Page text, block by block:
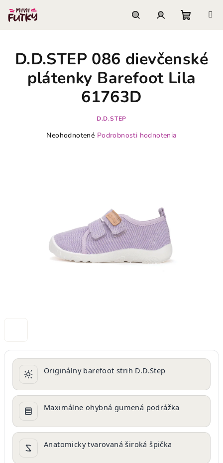
obsah
košík
Originálny barefoot strih D.D.Step
Maximálne ohybná gumená podrážka
Anatomicky tvarovaná široká špička
D.D.STEP 086 dievčenské
plátenky Barefoot Lila
61763D
D.D.STEP
Priemerné
Neohodnotené Podrobnosti hodnotenia